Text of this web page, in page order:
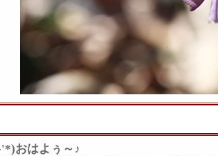
おはよぅ～♪